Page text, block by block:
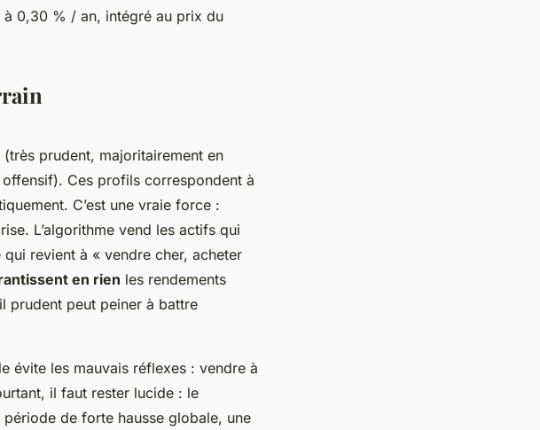
à 0,30 % / an, intégré au prix du
prudent, majoritairement en
Ces profils correspondent à
C’est une vraie force :
L’algorithme vend les actifs qui
revient à « vendre cher, acheter
en rien les rendements
prudent peut peiner à battre
évite les mauvais réflexes : vendre à
il faut rester lucide : le
de forte hausse globale, une